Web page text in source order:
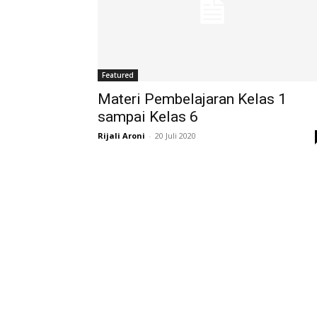
Featured
Materi Pembelajaran Kelas 1
sampai Kelas 6
Rijali Aroni - 20 Juli 2020